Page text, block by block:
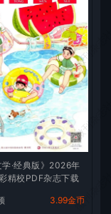
学·经典版》2026年
精校PDF杂志下载
3.99金币
微刊杂
微刊杂
微刊杂